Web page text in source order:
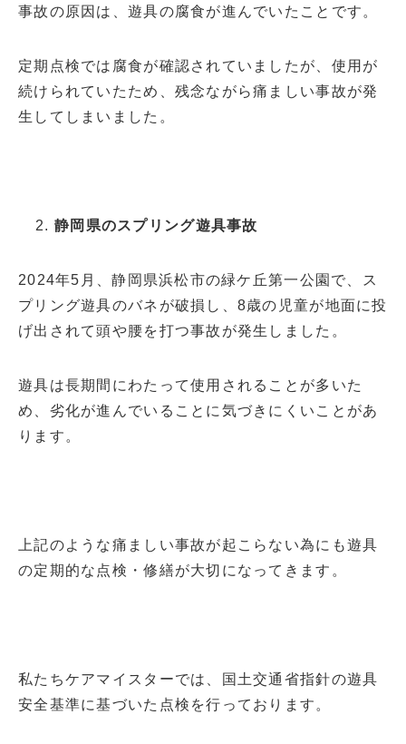
事故の原因は、遊具の腐食が進んでいたことです。
定期点検では腐食が確認されていましたが、使用が
続けられていたため、残念ながら痛ましい事故が発
生してしまいました。
静岡県のスプリング遊具事故
2024年5月、静岡県浜松市の緑ケ丘第一公園で、ス
プリング遊具のバネが破損し、8歳の児童が地面に投
げ出されて頭や腰を打つ事故が発生しました。
遊具は長期間にわたって使用されることが多いた
め、劣化が進んでいることに気づきにくいことがあ
ります。
上記のような痛ましい事故が起こらない為にも遊具
の定期的な点検・修繕が大切になってきます。
私たちケアマイスターでは、国土交通省指針の遊具
安全基準に基づいた点検を行っております。